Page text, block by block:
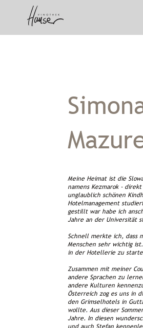
Meine Heimat ist die
namens Kezmarok -
unglaublich schönen
Hotelmanagement
gestillt war habe ich
Jahre an der Universität
Schnell merkte ich, dass
Menschen sehr wichtig
in der Hotellerie zu
Zusammen mit meiner
andere Sprachen zu
andere Kulturen
Österreich zog es uns in
den Grimselhotels in
wollte. Aus dieser
Jahre. In diesen